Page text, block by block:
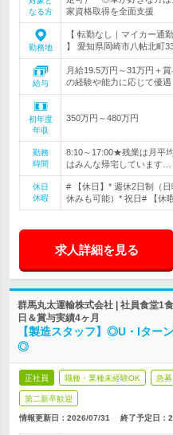
なる方
家資格取得を全面支援
勤務地
【 転勤なし｜マイカー通
】 愛知県岡崎市八帖北町
給与
月給19.5万円～31万円＋
の経験や能力に応じて優
初年度
年収
350万円～480万円
勤務
時間
8:10～17:00★残業は月平
はみんな帰宅しています…
休日
休暇
# 【休日】* 週休2日制（
休みも可能）* 祝日# 【休
求人詳細を見る
群馬丸太運輸株式会社 | 社員食堂1
日＆賞与実績4ヶ月
【製造スタッフ】◎U・Iター
◎
正社員 職種・業種未経験OK 急募
第二新卒歓迎
情報更新日：2026/07/31 終了予定日：